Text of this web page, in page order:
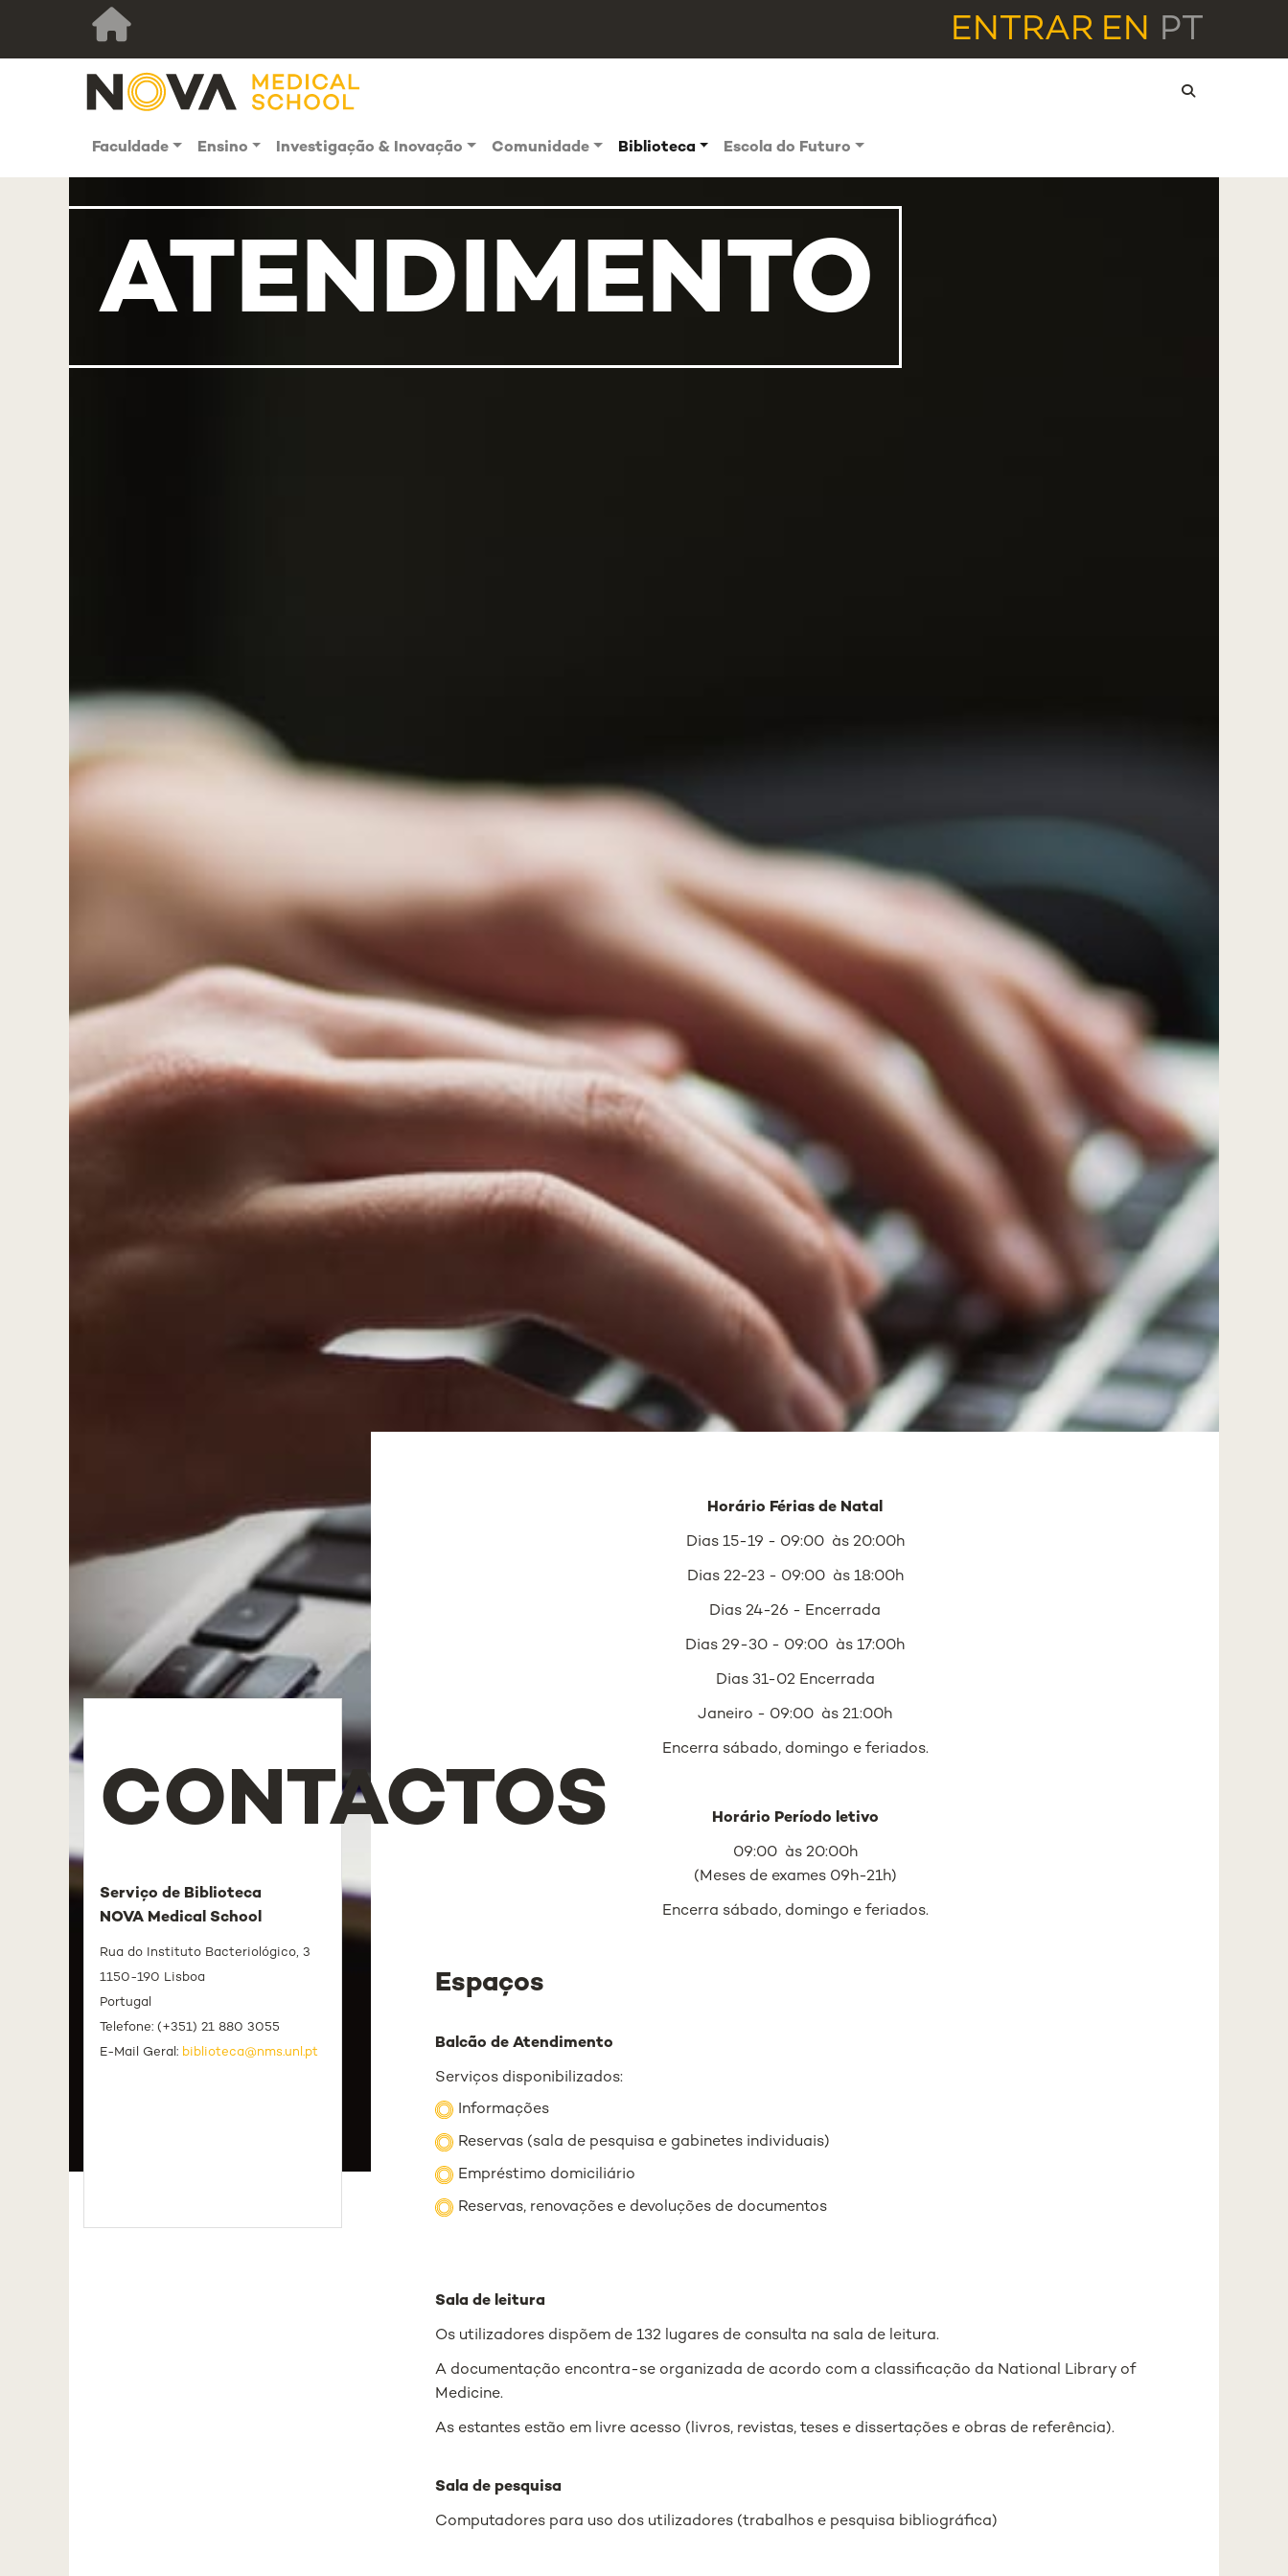
ENTRAR EN PT
Faculdade Ensino Investigação & Inovação Comunidade Biblioteca Escola do Futuro
ATENDIMENTO
Horário Férias de Natal
Dias 15-19 - 09:00 às 20:00h
Dias 22-23 - 09:00 às 18:00h
Dias 24-26 - Encerrada
Dias 29-30 - 09:00 às 17:00h
Dias 31-02 Encerrada
Janeiro - 09:00 às 21:00h
Encerra sábado, domingo e feriados.
Horário Período letivo
09:00 às 20:00h
(Meses de exames 09h-21h)
Encerra sábado, domingo e feriados.
Espaços
Balcão de Atendimento
Serviços disponibilizados:
Informações
Reservas (sala de pesquisa e gabinetes individuais)
Empréstimo domiciliário
Reservas, renovações e devoluções de documentos
Sala de leitura
Os utilizadores dispõem de 132 lugares de consulta na sala de leitura.
A documentação encontra-se organizada de acordo com a classificação da National Library of
Medicine.
As estantes estão em livre acesso (livros, revistas, teses e dissertações e obras de referência).
Sala de pesquisa
Computadores para uso dos utilizadores (trabalhos e pesquisa bibliográfica)
CONTACTOS
Serviço de Biblioteca
NOVA Medical School
Rua do Instituto Bacteriológico, 3
1150-190 Lisboa
Portugal
Telefone: (+351) 21 880 3055
E-Mail Geral: biblioteca@nms.unl.pt